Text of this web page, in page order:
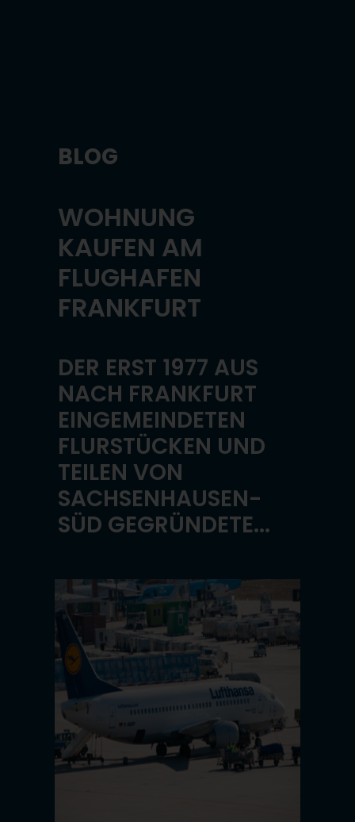
BLOG
WOHNUNG
KAUFEN AM
FLUGHAFEN
FRANKFURT
DER ERST 1977 AUS
NACH FRANKFURT
EINGEMEINDETEN
FLURSTÜCKEN UND
TEILEN VON
SACHSENHAUSEN-
SÜD GEGRÜNDETE...